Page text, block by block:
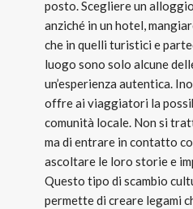
posto. Scegliere un
anziché in un hotel,
che in quelli turistici e
luogo sono solo alcune
un’esperienza autentica.
offre ai viaggiatori la
comunità locale. Non si
ma di entrare in contatto
ascoltare le loro storie e
Questo tipo di scambio
permette di creare legami